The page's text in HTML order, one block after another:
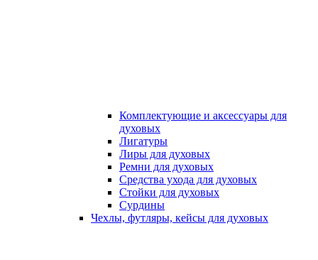
Комплектующие и аксессуары для
духовых
Лигатуры
Лиры для духовых
Ремни для духовых
Средства ухода для духовых
Стойки для духовых
Сурдины
Чехлы, футляры, кейсы для духовых